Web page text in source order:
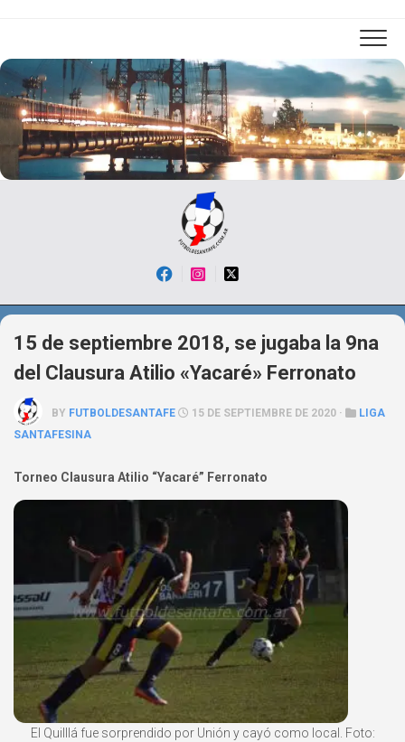
15 de septiembre 2018, se jugaba la 9na
del Clausura Atilio «Yacaré» Ferronato
BY FUTBOLDESANTAFE 15 DE SEPTIEMBRE DE 2020 ·
LIGA
SANTAFESINA
Torneo Clausura Atilio “Yacaré” Ferronato
El Quilllá fue sorprendido por Unión y cayó como local. Foto: